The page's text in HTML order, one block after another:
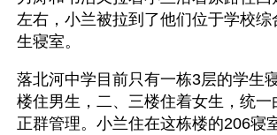
左右，小兰被拉到了他们位于学校综
生寝室。
落北河中学目前只有一栋3层的学生
楼住男生，二、三楼住着女生，统一
正群管理。小兰住在这栋楼的206寝